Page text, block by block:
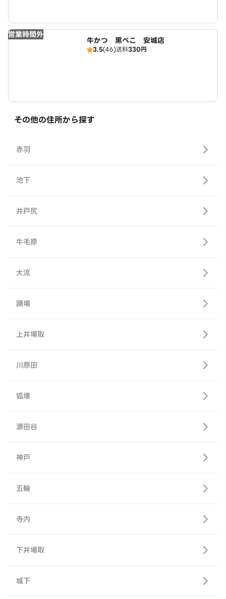
営業時間外
牛かつ 黒べこ 安城店
3.5(46)送料330円
その他の住所から探す
赤羽
池下
井戸尻
牛毛原
大流
踊場
上井場取
川原田
狐塚
源田谷
神戸
五輪
寺内
下井場取
城下